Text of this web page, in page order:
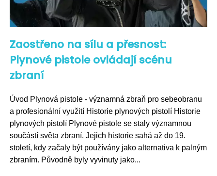
Zaostřeno na sílu a přesnost:
Plynové pistole ovládají scénu
zbraní
Úvod Plynová pistole - významná zbraň pro sebeobranu
a profesionální využití Historie plynových pistolí Historie
plynových pistolí Plynové pistole se staly významnou
součástí světa zbraní. Jejich historie sahá až do 19.
století, kdy začaly být používány jako alternativa k palným
zbraním. Původně byly vyvinuty jako...